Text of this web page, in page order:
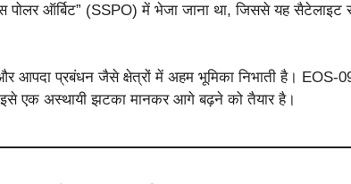
पोलर ऑर्बिट” (SSPO) में भेजा जाना था, जिससे यह
और आपदा प्रबंधन जैसे क्षेत्रों में अहम भूमिका निभाती है। EOS-
एक अस्थायी झटका मानकर आगे बढ़ने को तैयार है।